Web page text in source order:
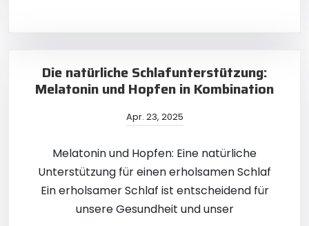
Die natürliche Schlafunterstützung:
Melatonin und Hopfen in Kombination
Apr. 23, 2025
Melatonin und Hopfen: Eine natürliche
Unterstützung für einen erholsamen Schlaf
Ein erholsamer Schlaf ist entscheidend für
unsere Gesundheit und unser